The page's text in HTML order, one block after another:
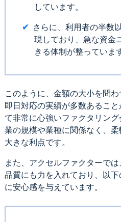
しています。
さらに、利用者の半数
現しており、急な資金
きる体制が整っていま
このように、金額の大小を問わ
即日対応の実績が多数あるこ
て非常に心強いファクタリン
業の規模や業種に関係なく、
大きな利点です。
また、アクセルファクターで
品質にも力を入れており、以
に安心感を与えています。